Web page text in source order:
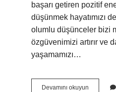
başarı getiren pozitif
düşünmek hayatımızı
olumlu düşünceler bizi
özgüvenimizi artırır ve
yaşamamızı…
Devamını okuyun